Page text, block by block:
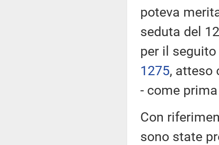
poteva
seduta del
per il
1275​, atteso
- come
Con
sono state